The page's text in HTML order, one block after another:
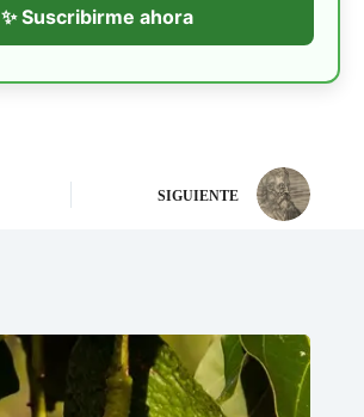
✨ Suscribirme ahora
SIGUIENTE